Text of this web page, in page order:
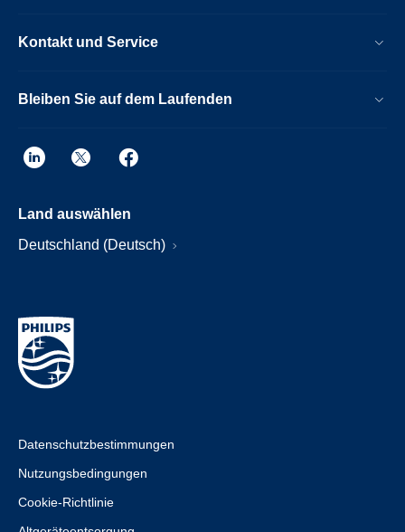
Kontakt und Service
Bleiben Sie auf dem Laufenden
Land auswählen
Deutschland (Deutsch)
Datenschutzbestimmungen
Nutzungsbedingungen
Cookie-Richtlinie